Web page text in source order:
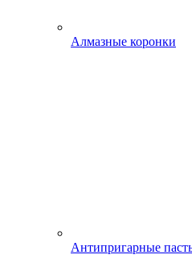
Алмазные коронки
Антипригарные